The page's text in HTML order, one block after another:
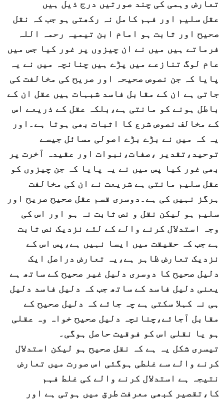
تعارض وہمی کی چند صورتیں درج ذیل ہیں
عقل سلیم اور فہم کامل نہ رکھتی ہو جب کہ نقل
صحیح اور ثابت ہو امام ابن تیمیہ رحمہ اللہ
فرماتے ہیں میں نے ان چیزوں پر غور کیا جس میں
عام لوگ تنازعے میں پڑے ہیں چنانچہ میں نے یہ
پایا کہ جن نصوص صحیحہ اور صریح کی مخالفت کی
جاتی ہے ان کے مقابل فاسد شبہات ہیں عقل ان کے
باطل ہونے کو مانتی ہے،بلکہ عقل کے ذریعے اس
کے مخالف نصوص شرع کا اثبات بھی ہوتا ہے۔اور
یہ کہ میں نے بڑے بڑے اصولی مسائل جیسے
توحید،تقدیر ،صفات،نبوات اور عقیدہ آخرت پر
بھی غور کیا پس میں نے یہ پایا کہ جن چیزوں کو
عقل سلیم مانتی ہے شریعت نے ان کی مخالفت
ہرگز نہیں کی ہے۔دوسری قسم عقل صحیح صریح اور
سلیم ہو لیکن نقل و نص ثابت نہ ہو اور اس کی
وجہ استدلال کرنے والے کے لئے نزدیک نص ثابت
ہے جب کہ حقیقت میں ایسا نہیں ہے،پس اس کے
نزدیک تعارض ظاہر ہے،یہ تعارض دراصل ایک
دلیل صحیح کا دوسری دلیل غیر صحیح کے ساتھ ہے
یعنی دلیل فاسد کے ساتھ جب کہ دلیل فاسد دلیل
ہی نہ کہلا سکتی ہے چہ جائے کہ دلیل صحیح کے
مقابل آجائے،چنانچہ دلیل صحیح خواہ وہ عقلی
ہو یا نقلی اس کو فوقیت حاصل ہوگی۔
تیسری شکل یہ ہے کہ نقل صحیح ہو لیکن استدلال
کرنے والے سے غلطی ہوگئی اس صورت میں تعارض
نتیجہ ہے استدلال کرنے والے کی غلط فہم
کا،تقصیر کبھی معرفت طرق میں ہوتی ہے اور